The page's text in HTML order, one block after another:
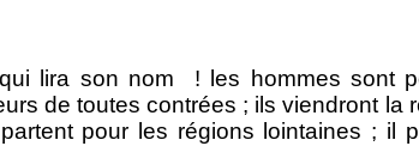
lira son nom ! les hommes sont
de toutes contrées ; ils viendront la
pour les régions lointaines ; il